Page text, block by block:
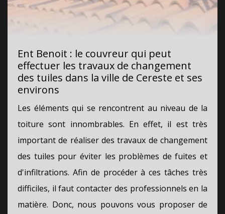
Ent Benoit : le couvreur qui peut
effectuer les travaux de changement
des tuiles dans la ville de Cereste et ses
environs
Les éléments qui se rencontrent au niveau de la
toiture sont innombrables. En effet, il est très
important de réaliser des travaux de changement
des tuiles pour éviter les problèmes de fuites et
d'infiltrations. Afin de procéder à ces tâches très
difficiles, il faut contacter des professionnels en la
matière. Donc, nous pouvons vous proposer de